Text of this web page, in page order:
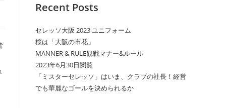
Recent Posts
セレッソ大阪 2023 ユニフォーム
桜は「大阪の市花」
MANNER & RULE観戦マナー&ルール
2023年6月30日閲覧
「ミスターセレッソ」はいま、クラブの社長！経営
でも華麗なゴールを決められるか